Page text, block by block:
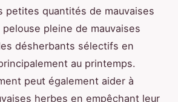
petites quantités de mauvaises
pleine de mauvaises
désherbants sélectifs en
au printemps.
peut également aider à
herbes en empêchant leur